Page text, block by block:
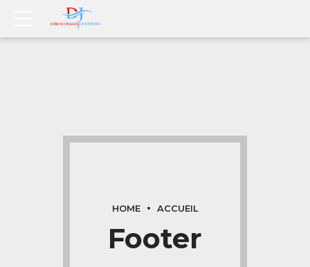
HOME ACCUEIL
Footer